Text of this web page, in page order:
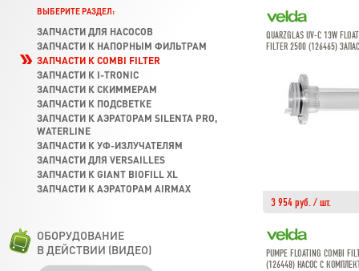
QUARZGLAS UV-C 13W
FILTER 2500 (126465)
3 954 руб. / шт.
PUMPE FLOATING COMBI
(126448) НАСОС С
ВЫБЕРИТЕ РАЗДЕЛ:
ЗАПЧАСТИ ДЛЯ НАСОСОВ
ЗАПЧАСТИ К НАПОРНЫМ ФИЛЬТРАМ
ЗАПЧАСТИ К COMBI FILTER
ЗАПЧАСТИ К I-TRONIC
ЗАПЧАСТИ К СКИММЕРАМ
ЗАПЧАСТИ К ПОДСВЕТКЕ
ЗАПЧАСТИ К АЭРАТОРАМ SILENTA PRO,
WATERLINE
ЗАПЧАСТИ К УФ-ИЗЛУЧАТЕЛЯМ
ЗАПЧАСТИ ДЛЯ VERSAILLES
ЗАПЧАСТИ К GIANT BIOFILL XL
ЗАПЧАСТИ К АЭРАТОРАМ AIRMAX
ОБОРУДОВАНИЕ
В ДЕЙСТВИИ (ВИДЕО)